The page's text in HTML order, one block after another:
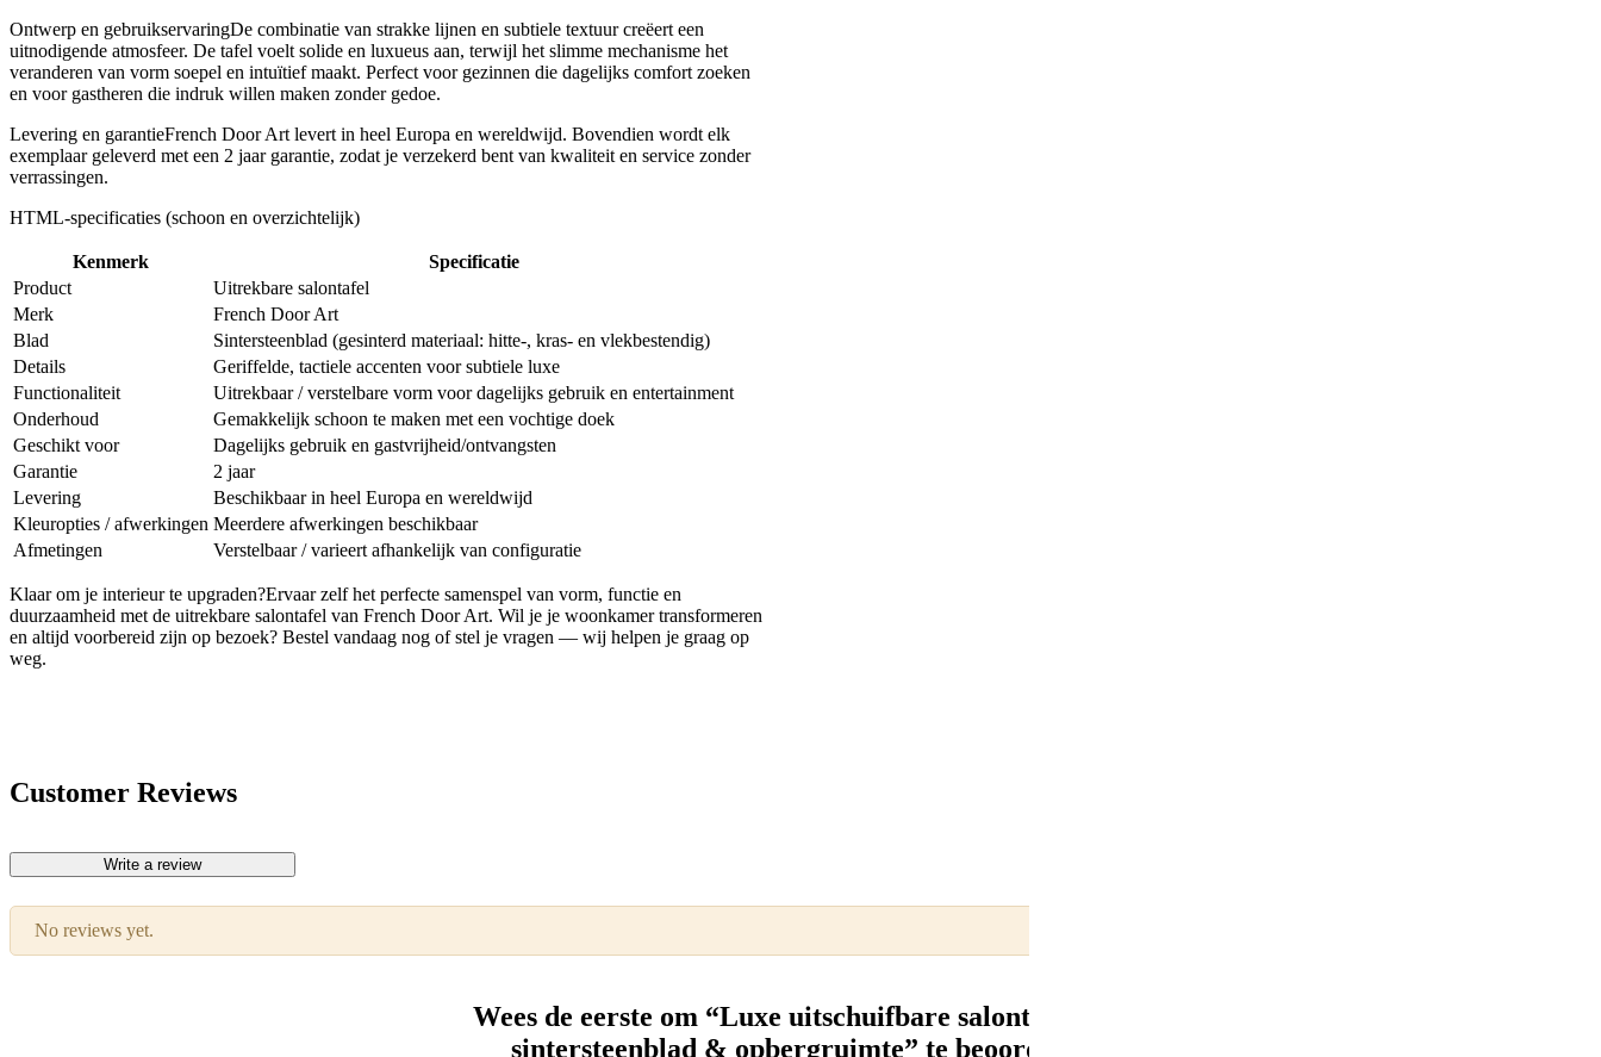
Ontwerp en gebruikservaringDe combinatie van strakke lijnen en subtiele textuur creëert een
uitnodigende atmosfeer. De tafel voelt solide en luxueus aan, terwijl het slimme mechanisme het
veranderen van vorm soepel en intuïtief maakt. Perfect voor gezinnen die dagelijks comfort zoeken
en voor gastheren die indruk willen maken zonder gedoe.
Levering en garantieFrench Door Art levert in heel Europa en wereldwijd. Bovendien wordt elk
exemplaar geleverd met een 2 jaar garantie, zodat je verzekerd bent van kwaliteit en service zonder
verrassingen.
HTML-specificaties (schoon en overzichtelijk)
Kenmerk
Specificatie
Product
Uitrekbare salontafel
Merk
French Door Art
Blad
Sintersteenblad (gesinterd materiaal: hitte-, kras- en vlekbestendig)
Details
Geriffelde, tactiele accenten voor subtiele luxe
Functionaliteit
Uitrekbaar / verstelbare vorm voor dagelijks gebruik en entertainment
Onderhoud
Gemakkelijk schoon te maken met een vochtige doek
Geschikt voor
Dagelijks gebruik en gastvrijheid/ontvangsten
Garantie
2 jaar
Levering
Beschikbaar in heel Europa en wereldwijd
Kleuropties / afwerkingen Meerdere afwerkingen beschikbaar
Afmetingen
Verstelbaar / varieert afhankelijk van configuratie
Klaar om je interieur te upgraden?Ervaar zelf het perfecte samenspel van vorm, functie en
duurzaamheid met de uitrekbare salontafel van French Door Art. Wil je je woonkamer transformeren
en altijd voorbereid zijn op bezoek? Bestel vandaag nog of stel je vragen — wij helpen je graag op
weg.
Customer Reviews
Write a review
No reviews yet.
Wees de eerste om “Luxe uitschuifbare salontafel met
sintersteenblad & opbergruimte” te beoordelen